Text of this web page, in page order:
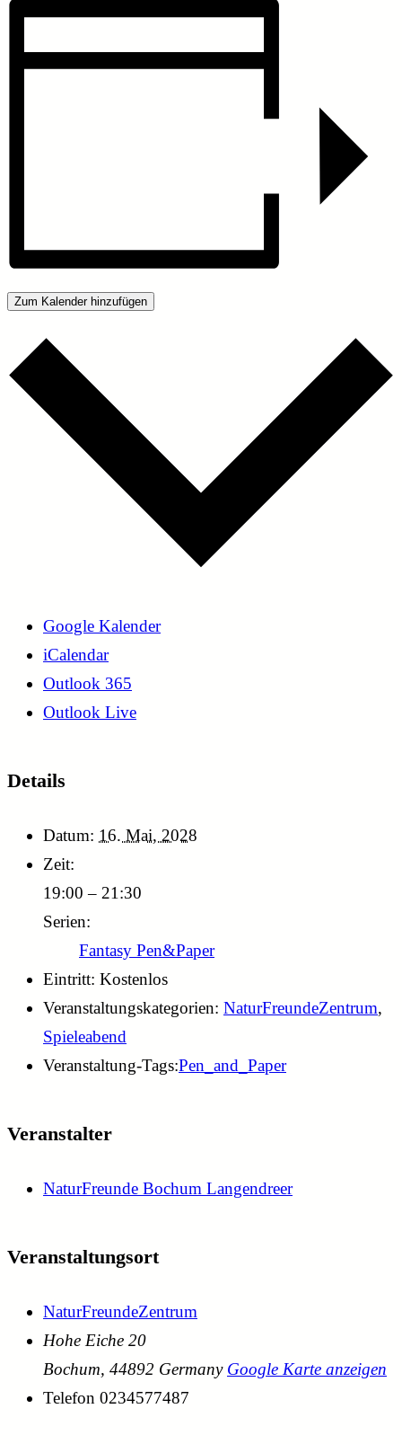
Zum Kalender hinzufügen
Google Kalender
iCalendar
Outlook 365
Outlook Live
Details
Datum: 16. Mai, 2028
Zeit:
19:00 – 21:30
Serien:
Fantasy Pen&Paper
Eintritt: Kostenlos
Veranstaltungskategorien: NaturFreundeZentrum,
Spieleabend
Veranstaltung-Tags:Pen_and_Paper
Veranstalter
NaturFreunde Bochum Langendreer
Veranstaltungsort
NaturFreundeZentrum
Hohe Eiche 20
Bochum, 44892 Germany Google Karte anzeigen
Telefon 0234577487